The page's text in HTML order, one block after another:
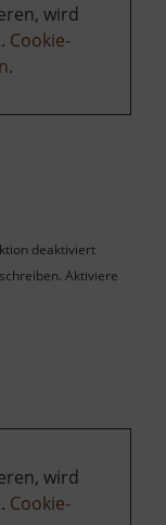
wird
Cookie-
.
deaktiviert
Aktiviere
wird
Cookie-